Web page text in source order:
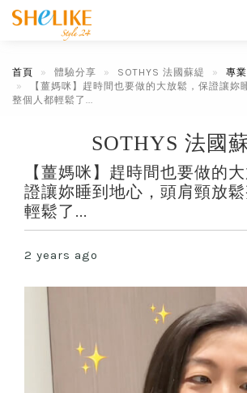
首頁 體驗分享 SOTHYS 法國蘇緹
專
【薑媽咪】趕時間也要做的大放鬆，保證讓妳
整個人都輕鬆了...
SOTHYS 法國
【薑媽咪】趕時間也要做的
證讓妳睡到地心，頭肩頸放
輕鬆了...
2 years ago